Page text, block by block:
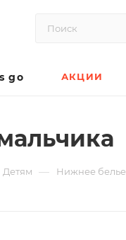
go АКЦИИ
Детям — Нижнее белье